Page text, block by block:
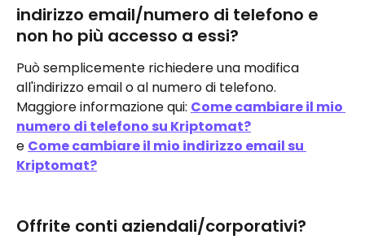
indirizzo email/numero di telefono e
non ho più accesso a essi?
Può semplicemente richiedere una modifica
all'indirizzo email o al numero di telefono.
Maggiore informazione qui: Come cambiare il mio
numero di telefono su Kriptomat?
e Come cambiare il mio indirizzo email su
Kriptomat?
Offrite conti aziendali/corporativi?